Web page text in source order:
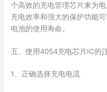
个高效的充电管理芯片来为
充电效率和强大的保护功能
电池的使用寿命。
五、使用4054充电芯片IC的
1、正确选择充电电流